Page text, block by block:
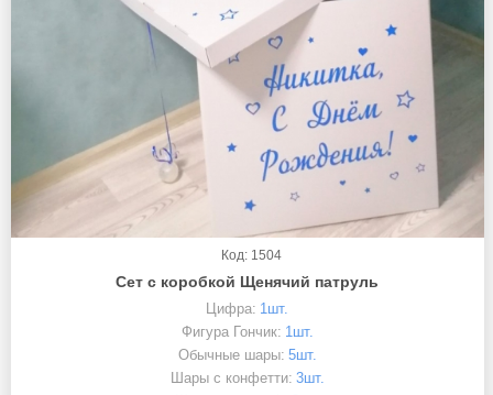
Код: 1504
Сет с коробкой Щенячий патруль
Цифра: 1шт.
Фигура Гончик: 1шт.
Обычные шары: 5шт.
Шары с конфетти: 3шт.